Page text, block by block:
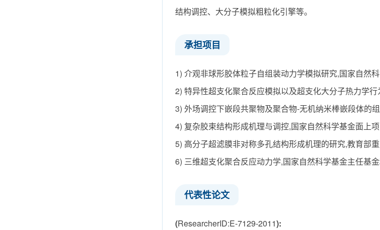
结构调控、大分子模拟粗粒化引擎等。
承担项目
1) 介观非球形胶体粒子自组装动力学模拟研究,国家自然
2) 特异性超支化聚合反应模拟以及超支化大分子热力学
3) 外场调控下嵌段共聚物及聚合物-无机纳米棒嵌段体的
4) 复杂胶束结构形成机理与调控,国家自然科学基金面上
5) 高分子超滤膜非对称多孔结构形成机理的研究,教育部
6) 三维超支化聚合反应动力学,国家自然科学基金主任基
代表性论文
(ResearcherID:E-7129-2011):